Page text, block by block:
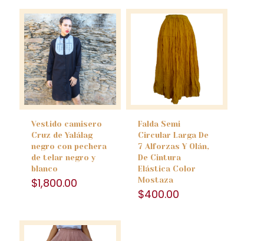
Vestido camisero
Cruz de Yalálag
negro con pechera
de telar negro y
blanco
$1,800.00
Falda Semi
Circular Larga De
7 Alforzas Y Olán,
De Cintura
Elástica Color
Mostaza
$400.00